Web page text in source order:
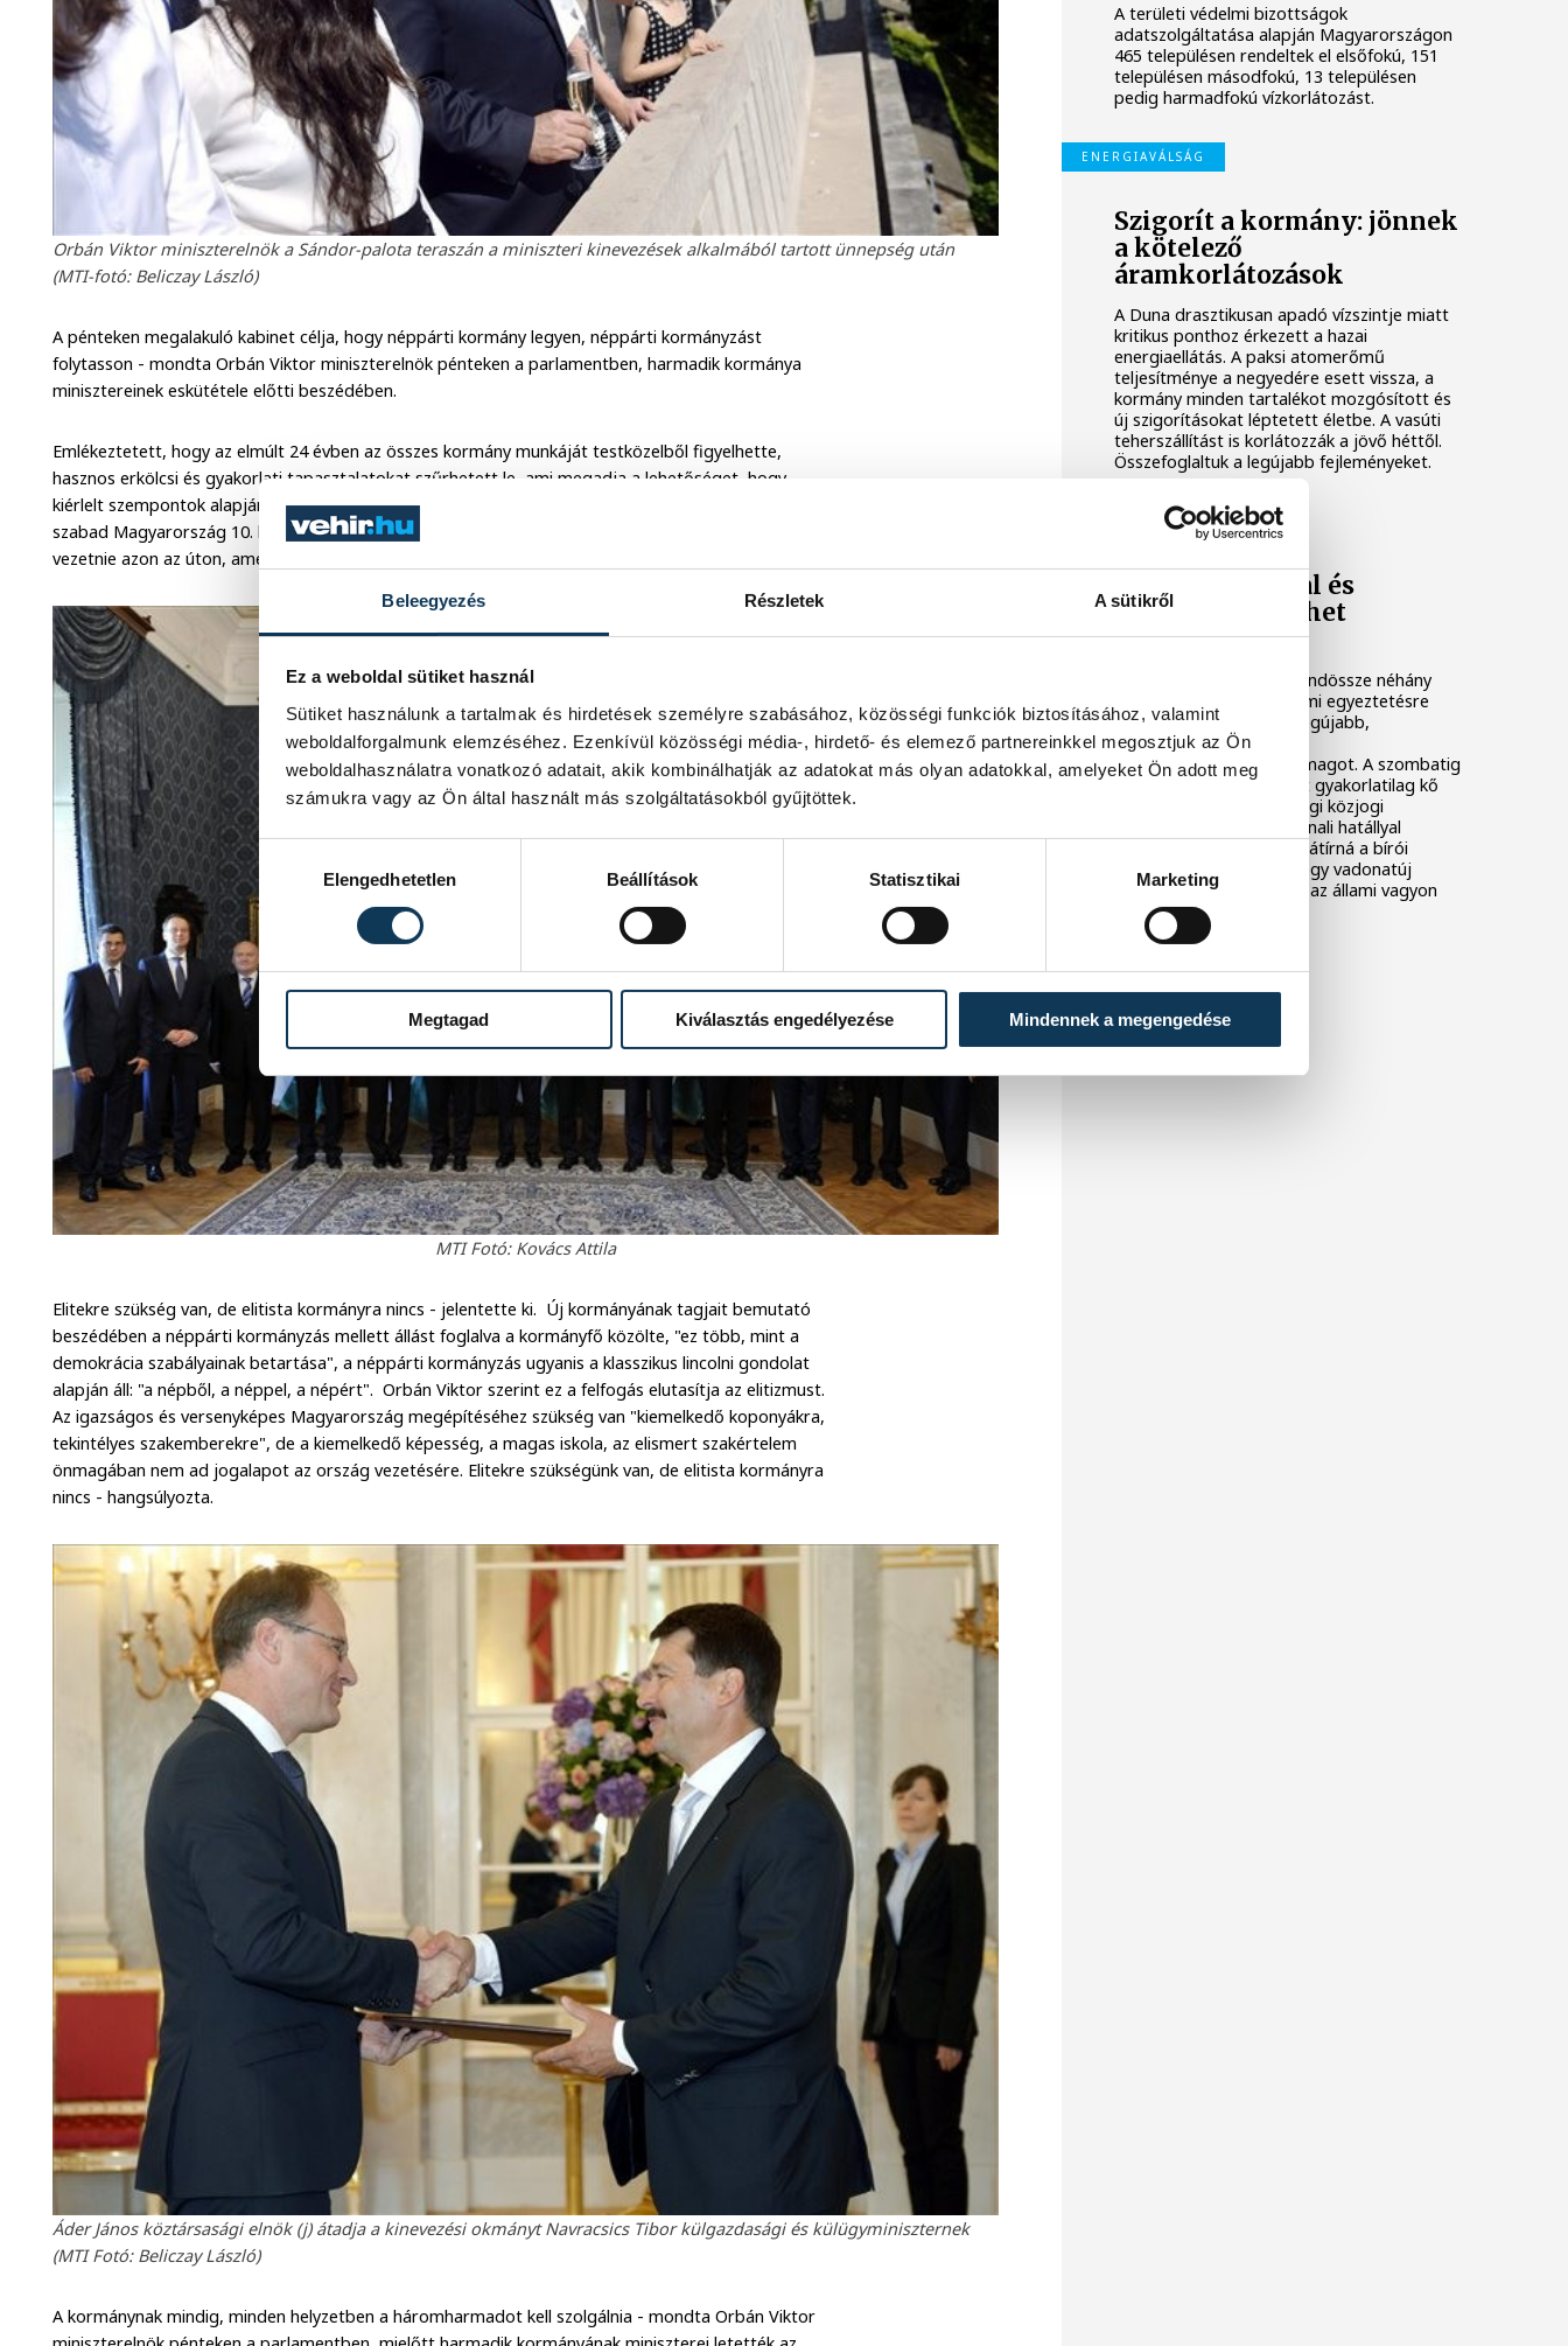
Beleegyezés Részletek A sütikről
Ez a weboldal sütiket használ
Sütiket használunk a tartalmak és hirdetések személyre szabásához, közösségi funkciók biztosításához, valamint
weboldalforgalmunk elemzéséhez. Ezenkívül közösségi média-, hirdető- és elemező partnereinkkel megosztjuk az Ön
weboldalhasználatra vonatkozó adatait, akik kombinálhatják az adatokat más olyan adatokkal, amelyeket Ön adott meg
számukra vagy az Ön által használt más szolgáltatásokból gyűjtöttek.
Hozzájárulás kiválasztása
Elengedhetetlen
Beállítások Statisztikai Marketing
Megtagad Kiválasztás engedélyezése Mindennek a megengedése
Orbán Viktor miniszterelnök a Sándor-palota teraszán a miniszteri kinevezések alkalmából tartott ünnepség után
(MTI-fotó: Beliczay László)
A pénteken megalakuló kabinet célja, hogy néppárti kormány legyen, néppárti kormányzást
folytasson - mondta Orbán Viktor miniszterelnök pénteken a parlamentben, harmadik kormánya
minisztereinek eskütétele előtti beszédében.
Emlékeztetett, hogy az elmúlt 24 évben az összes kormány munkáját testközelből figyelhette,
hasznos erkölcsi és gyakorlati tapasztalatokat szűrhetett le, ami megadja a lehetőséget, hogy
kiérlelt szempontok alapján, határozott célok és világos elvárások mentén alakíthassa meg a
szabad Magyarország 10. kormányát. Magyarország kormányának egységes és erős nemzetet kell
vezetnie azon az úton, amelyen négy éve elindult - mondta Orbán Viktor.
MTI Fotó: Kovács Attila
Elitekre szükség van, de elitista kormányra nincs - jelentette ki. Új kormányának tagjait bemutató
beszédében a néppárti kormányzás mellett állást foglalva a kormányfő közölte, "ez több, mint a
demokrácia szabályainak betartása", a néppárti kormányzás ugyanis a klasszikus lincolni gondolat
alapján áll: "a népből, a néppel, a népért". Orbán Viktor szerint ez a felfogás elutasítja az elitizmust.
Az igazságos és versenyképes Magyarország megépítéséhez szükség van "kiemelkedő koponyákra,
tekintélyes szakemberekre", de a kiemelkedő képesség, a magas iskola, az elismert szakértelem
önmagában nem ad jogalapot az ország vezetésére. Elitekre szükségünk van, de elitista kormányra
nincs - hangsúlyozta.
Áder János köztársasági elnök (j) átadja a kinevezési okmányt Navracsics Tibor külgazdasági és külügyminiszternek
(MTI Fotó: Beliczay László)
A kormánynak mindig, minden helyzetben a háromharmadot kell szolgálnia - mondta Orbán Viktor
A területi védelmi bizottságok
adatszolgáltatása alapján Magyarországon
465 településen rendeltek el elsőfokú, 151
településen másodfokú, 13 településen
pedig harmadfokú vízkorlátozást.
ENERGIAVÁLSÁG
Szigorít a kormány: jönnek
a kötelező
áramkorlátozások
A Duna drasztikusan apadó vízszintje miatt
kritikus ponthoz érkezett a hazai
energiaellátás. A paksi atomerőmű
teljesítménye a negyedére esett vissza, a
kormány minden tartalékot mozgósított és
új szigorításokat léptetett életbe. A vasúti
teherszállítást is korlátozzák a jövő héttől.
Összefoglaltuk a legújabb fejleményeket.
Új szuperhivatal és
államfőcsere jöhet
augusztusig
Kifeszített tempóban, mindössze néhány
napot hagyva a társadalmi egyeztetésre
tette közzé a kabinet a legújabb,
sorrendben tizenhetedik
alkotmánymódosító csomagot. A szombatig
véleményezhető tervezet gyakorlatilag kő
kövön nem hagy a jelenlegi közjogi
berendezkedésben: azonnali hatállyal
menesztené az államfőt, átírná a bírói
vezetők kinevezését, és egy vadonatúj
csúcsszervet hozna létre az állami vagyon
visszaszerzésére.